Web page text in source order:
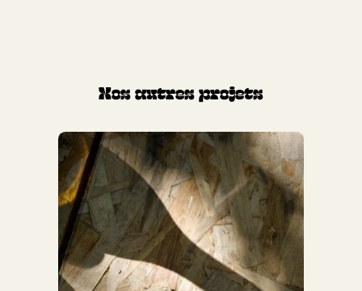
Nos autres projets